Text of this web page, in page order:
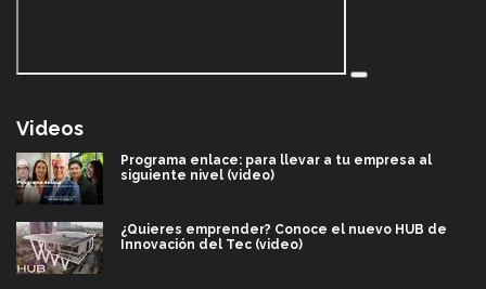
Videos
Programa enlace: para llevar a tu empresa al
siguiente nivel (video)
¿Quieres emprender? Conoce el nuevo HUB de
Innovación del Tec (video)